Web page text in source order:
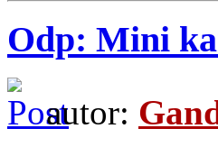
Odp: Mini
autor: